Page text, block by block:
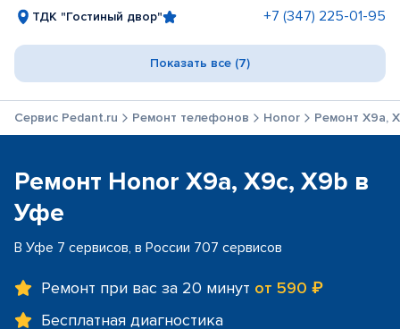
ТДК "Гостиный двор" +7 (347) 225-01-95
Показать все (7)
Сервис Pedant.ru Ремонт телефонов Honor Ремонт X9a,
Ремонт Honor X9a, X9c, X9b в
Уфе
В Уфе 7 сервисов, в России 707 сервисов
Ремонт при вас за 20 минут от 590 ₽
Бесплатная диагностика